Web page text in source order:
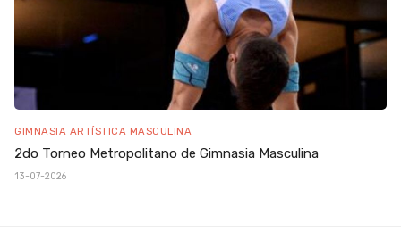
GIMNASIA ARTÍSTICA MASCULINA
2do Torneo Metropolitano de Gimnasia Masculina
13-07-2026